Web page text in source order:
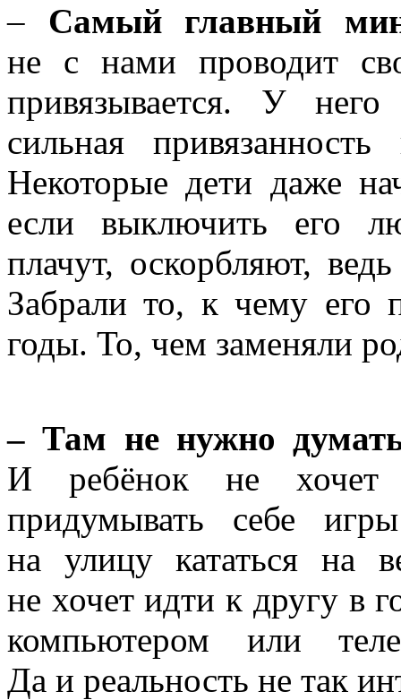
– Самый главный
не с нами проводит
привязывается. У
сильная
Некоторые дети даже
если выключить его
плачут, оскорбляют,
Забрали то, к чему его
годы. То, чем заменяли
– Там не нужно
И ребёнок не хочет
придумывать себе
на улицу кататься на
не хочет идти к другу в
компьютером или
Да и реальность не так